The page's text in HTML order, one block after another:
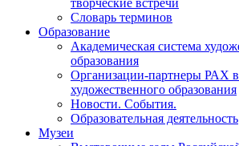
Словарь терминов
Образование
Академическая система
образования
Организации-партнеры РАХ
художественного образования
Новости. События.
Образовательная деятельность
Музеи